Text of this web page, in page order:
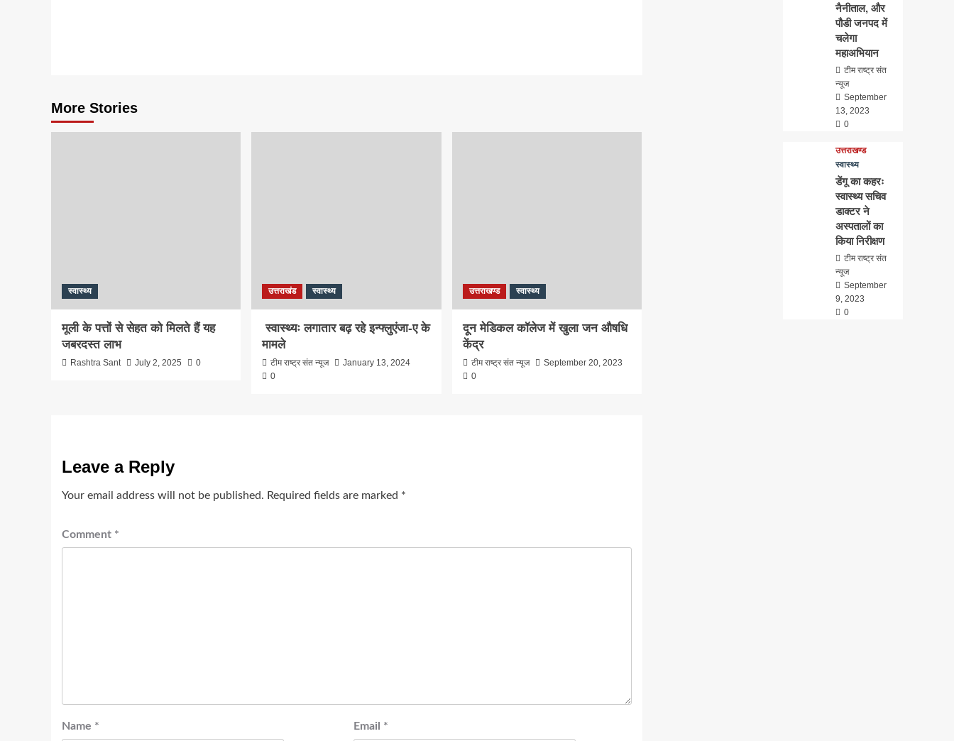
More Stories
स्वास्थ्य
मूली के पत्तों से सेहत को मिलते हैं यह
जबरदस्त लाभ
Rashtra Sant July 2, 2025 0
उत्तराखंड स्वास्थ्य
स्वास्थ्यः लगातार बढ़ रहे इन्फ्लुएंजा-ए के
मामले
टीम राष्ट्र संत न्यूज
January 13, 2024
0
उत्तराखण्ड स्वास्थ्य
दून मेडिकल कॉलेज में खुला जन औषधि
केंद्र
टीम राष्ट्र संत न्यूज
September 20, 2023
0
Leave a Reply
Your email address will not be published. Required fields are marked *
Comment *
Name * Email *
नैनीताल, और
पौडी जनपद में
चलेगा
महाअभियान
टीम राष्ट्र संत
न्यूज
September
13, 2023
0
उत्तराखण्ड
स्वास्थ्य
डेंगू का कहरः
स्वास्थ्य सचिव
डाक्टर ने
अस्पतालों का
किया निरीक्षण
टीम राष्ट्र संत
न्यूज
September
9, 2023
0